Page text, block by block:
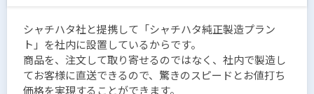
シャチハタ社と提携して「シャチハタ純正製造プラン
ト」を社内に設置しているからです。
商品を、注文して取り寄せるのではなく、社内で製造し
てお客様に直送できるので、驚きのスピードとお値打ち
価格を実現することができます。